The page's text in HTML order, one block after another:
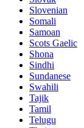
Slovenian
Somali
Samoan
Scots Gaelic
Shona
Sindhi
Sundanese
Swahili
Tajik
Tamil
Telugu